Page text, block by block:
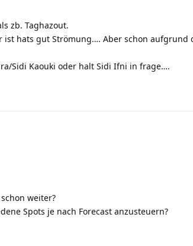
zb. Taghazout.
ist hats gut Strömung…. Aber schon aufgrund
Sidi Kaouki oder halt Sidi Ifni in frage….
weiter?
Spots je nach Forecast anzusteuern?